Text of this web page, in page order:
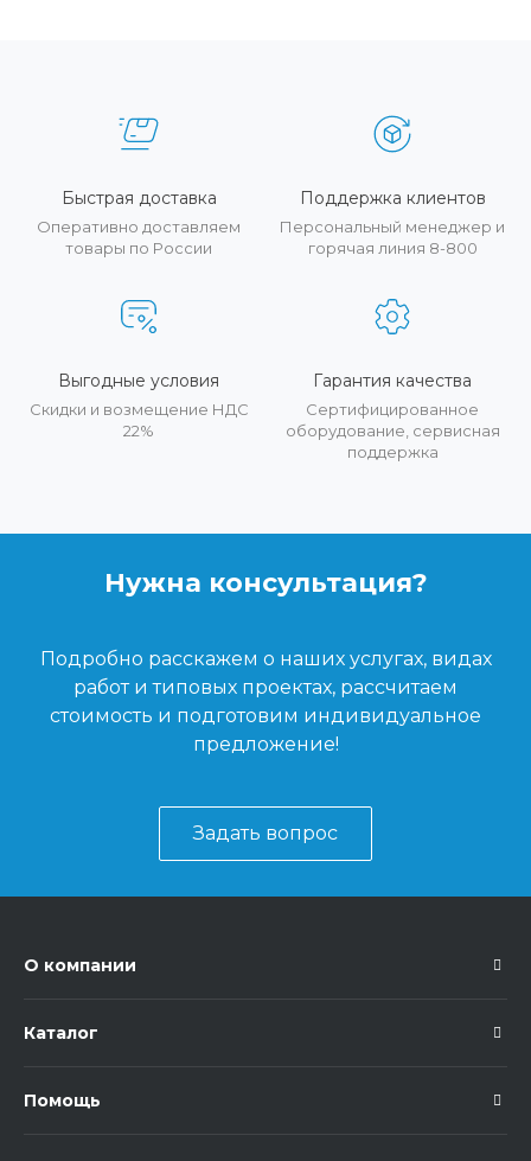
Быстрая доставка
Оперативно доставляем
товары по России
Поддержка клиентов
Персональный менеджер и
горячая линия 8-800
Выгодные условия
Скидки и возмещение НДС
22%
Гарантия качества
Сертифицированное
оборудование, сервисная
поддержка
Нужна консультация?
Подробно расскажем о наших услугах, видах
работ и типовых проектах, рассчитаем
стоимость и подготовим индивидуальное
предложение!
Задать вопрос
О компании
Каталог
Помощь